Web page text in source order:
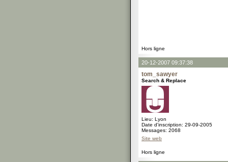
Hors ligne
20-12-2007 09:37:38
tom_sawyer
Search & Replace
Lieu: Lyon
Date d'inscription: 29-09-2005
Messages: 2068
Site web
Hors ligne